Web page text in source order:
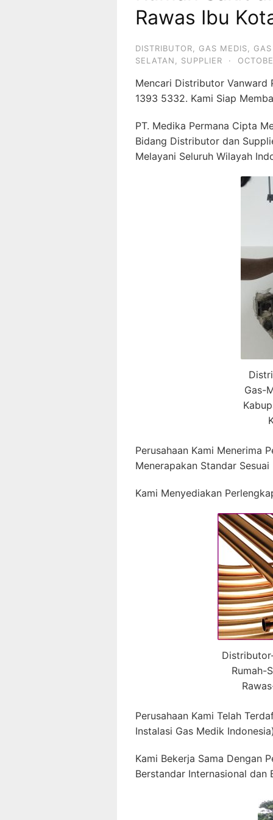
Rawas Ibu
DISTRIBUTOR GAS MEDIS
SELATAN
SUPPLIER ·
Mencari Distributor Vanward
1393 5332. Kami Siap
PT. Medika Permana Cipta
Bidang Distributor dan
Melayani Seluruh Wilayah
Gas-
Perusahaan Kami Menerima
Menerapakan Standar Sesuai
Kami Menyediakan
Rumah-
Perusahaan Kami Telah
Instalasi Gas Medik
Kami Bekerja Sama Dengan
Berstandar Internasional dan